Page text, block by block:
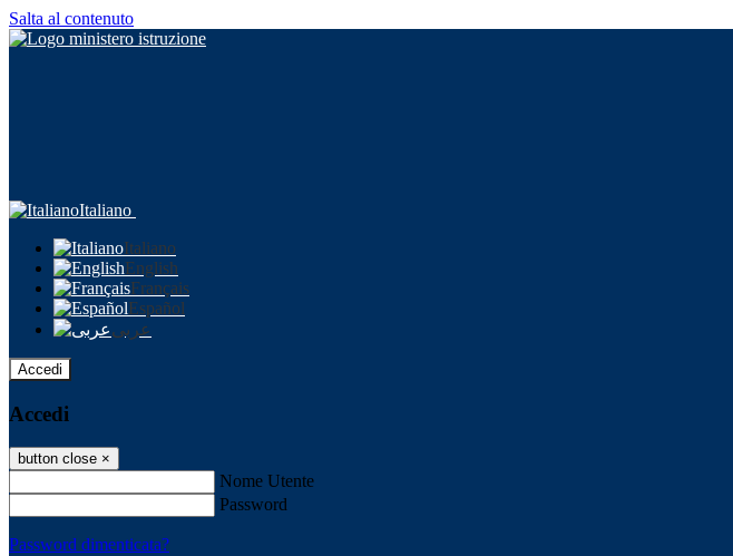
Salta al contenuto
Italiano
Italiano
English
Français
Español
عربى
Accedi
Accedi
button close ×
Nome Utente
Password
Password dimenticata?